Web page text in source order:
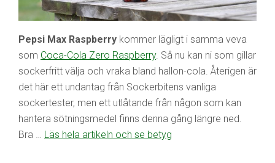
Pepsi Max Raspberry kommer lägligt i samma veva
som Coca-Cola Zero Raspberry. Så nu kan ni som gillar
sockerfritt välja och vraka bland hallon-cola. Återigen är
det här ett undantag från Sockerbitens vanliga
sockertester, men ett utlåtande från någon som kan
hantera sötningsmedel finns denna gång längre ned.
Bra … Läs hela artikeln och se betyg